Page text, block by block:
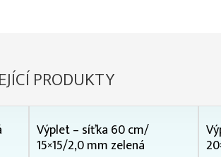
PRODUKTY
Výplet – síťka 60 cm/
15×15/2,0 mm zelená